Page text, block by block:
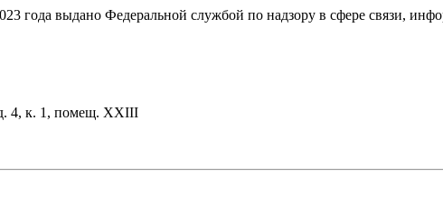
года выдано Федеральной службой по надзору в сфере связи,
4, к. 1, помещ. XXIII